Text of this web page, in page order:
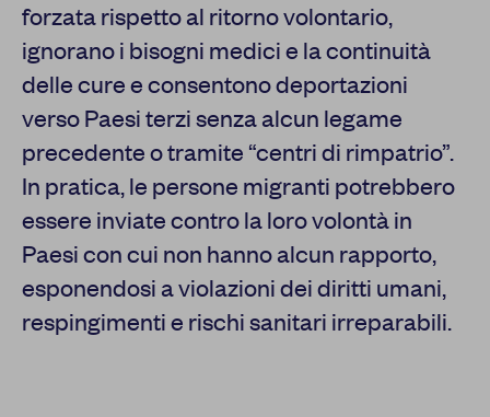
forzata rispetto al ritorno volontario,
ignorano i bisogni medici e la continuità
delle cure e consentono deportazioni
verso Paesi terzi senza alcun legame
precedente o tramite “centri di rimpatrio”.
In pratica, le persone migranti potrebbero
essere inviate contro la loro volontà in
Paesi con cui non hanno alcun rapporto,
esponendosi a violazioni dei diritti umani,
respingimenti e rischi sanitari irreparabili.